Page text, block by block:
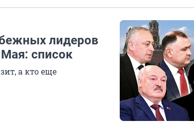
лидеров
список
а кто еще